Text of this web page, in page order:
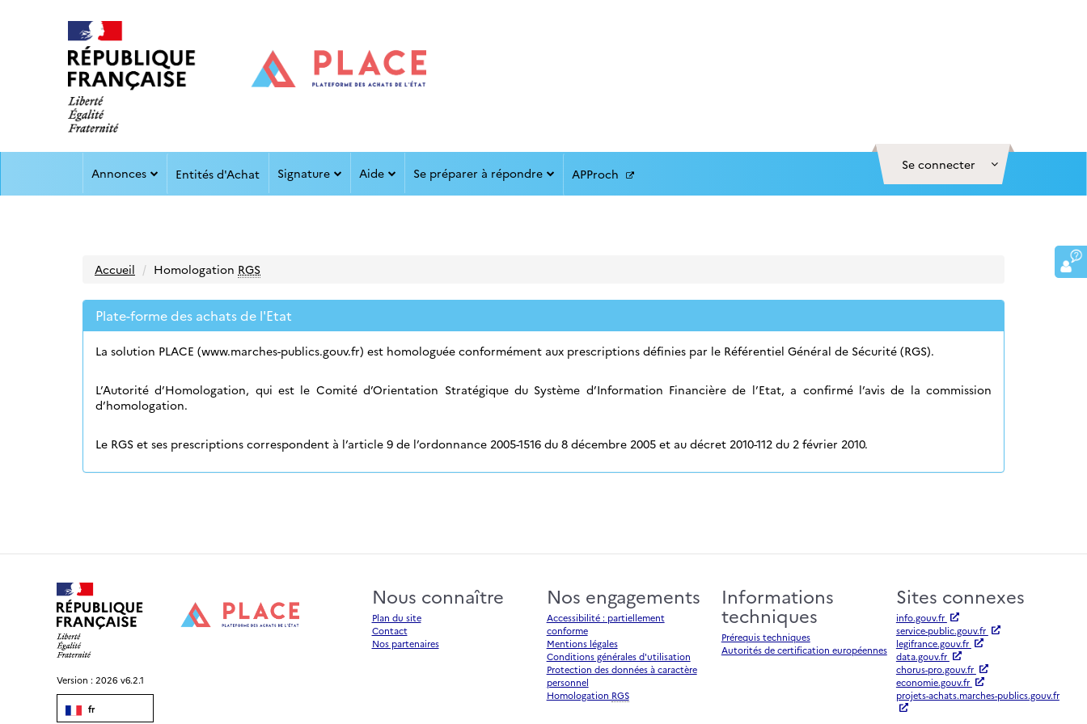
Se connecter
Annonces Entités d'Achat Signature Aide Se préparer à répondre APProch
Accueil Homologation RGS
Plate-forme des achats de l'Etat
La solution PLACE (www.marches-publics.gouv.fr) est homologuée conformément aux prescriptions définies par le Référentiel Général de Sécurité (RGS).
L’Autorité d’Homologation, qui est le Comité d’Orientation Stratégique du Système d’Information Financière de l’Etat, a confirmé l’avis de la commission
d’homologation.
Le RGS et ses prescriptions correspondent à l’article 9 de l’ordonnance 2005-1516 du 8 décembre 2005 et au décret 2010-112 du 2 février 2010.
Version : 2026 v6.2.1
fr
Nous connaître
Plan du site
Contact
Nos partenaires
Nos engagements
Accessibilité : partiellement
conforme
Mentions légales
Conditions générales d'utilisation
Protection des données à caractère
personnel
Homologation RGS
Informations
techniques
Prérequis techniques
Autorités de certification européennes
Sites connexes
info.gouv.fr
service-public.gouv.fr
legifrance.gouv.fr
data.gouv.fr
chorus-pro.gouv.fr
economie.gouv.fr
projets-achats.marches-publics.gouv.fr